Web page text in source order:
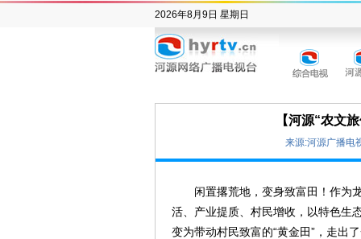
2026年8月9日 星期日
【河源“农文
来源:河源广播电
闲置撂荒地，变身致富田！作为
活、产业提质、村民增收，以特色生
变为带动村民致富的“黄金田”，走出